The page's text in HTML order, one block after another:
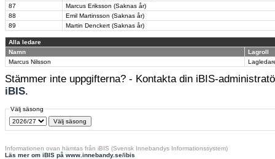
87
Marcus Eriksson (Saknas år)
88
Emil Martinsson (Saknas år)
89
Martin Denckert (Saknas år)
Alla ledare
Namn
Lagroll
Marcus Nilsson
Stämmer inte uppgifterna? - Kontakta din iBIS-
iBIS.
Välj säsong
Informationen ovan hämtas från iBIS (Svensk Innebandys Informationssystem)
Läs mer om iBIS på www.innebandy.se/ibis